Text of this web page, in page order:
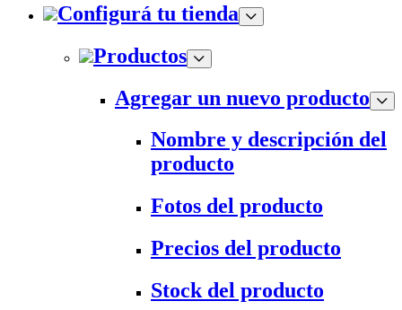
Configurá tu tienda
Productos
Agregar un nuevo producto
Nombre y descripción del
producto
Fotos del producto
Precios del producto
Stock del producto